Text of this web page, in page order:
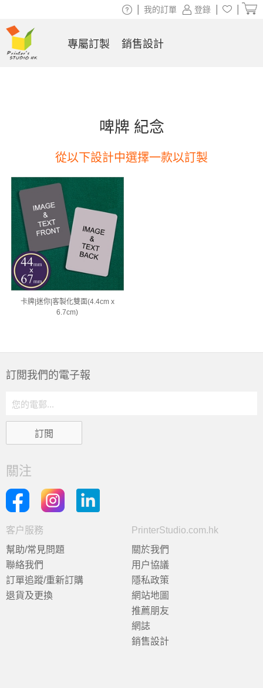
啤牌 紀念
從以下設計中選擇一款以訂製
卡牌|迷你|客製化雙面(4.4cm x
6.7cm)
訂閲我們的電子報
關注
客户服務
幫助/常見問題
聯絡我們
訂單追蹤/重新訂購
退貨及更換
PrinterStudio.com.hk
關於我們
用户協議
隱私政策
網站地圖
推薦朋友
網誌
銷售設計
登錄
我的訂單
專屬訂製 銷售設計